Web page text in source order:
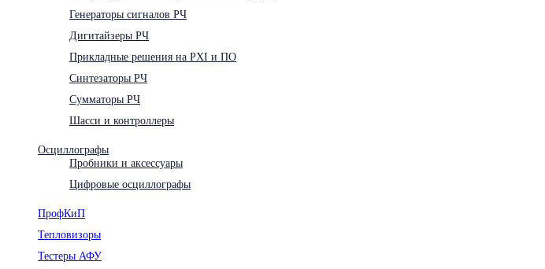
Генераторы сигналов РЧ
Дигитайзеры РЧ
Прикладные решения на PXI и ПО
Синтезаторы РЧ
Сумматоры РЧ
Шасси и контроллеры
Осциллографы
Пробники и аксессуары
Цифровые осциллографы
ПрофКиП
Тепловизоры
Тестеры АФУ